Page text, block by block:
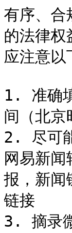
有序、合
的法律权
应注意以
1. 准确
间（北京
2. 尽可
网易新
报，新闻
链接
3. 摘录